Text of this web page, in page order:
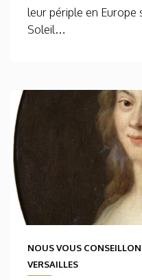
leur périple en Europe
Soleil…
NOUS VOUS
VERSAILLES